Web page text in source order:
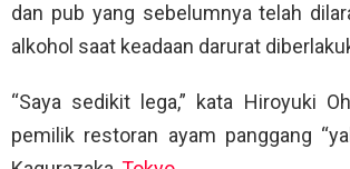
dan pub yang sebelumnya telah
alkohol saat keadaan darurat
“Saya sedikit lega,” kata Hiroyuki
pemilik restoran ayam panggang